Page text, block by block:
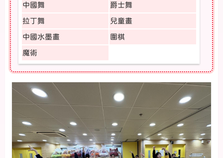
中國舞 爵士舞
拉丁舞 兒童畫
中國水墨畫 圍棋
魔術